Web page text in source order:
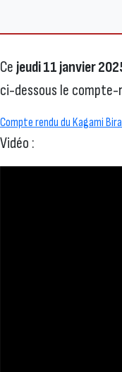
Cejeudi 11 janvier
ci-dessous le compte-
Compte rendu du Kagami
Vidéo :